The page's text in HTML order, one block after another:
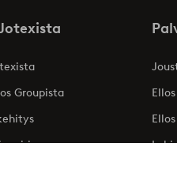
Groupista